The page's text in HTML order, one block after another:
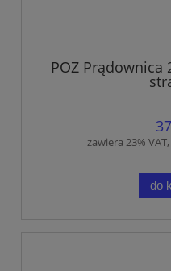
POZ Prądownica
zawiera 23%
do